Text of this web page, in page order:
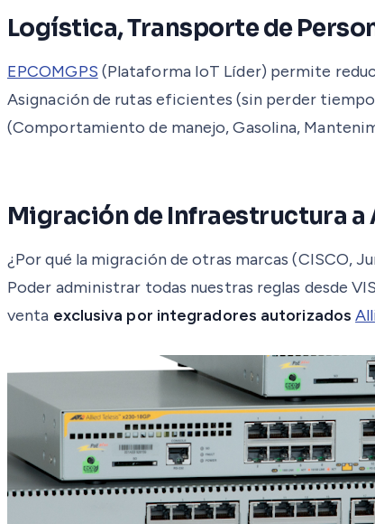
Logística, Transporte de
EPCOMGPS (Plataforma IoT Líder) permite
Asignación de rutas eficientes (sin perder
(Comportamiento de manejo, Gasolina,
Migración de Infraestructura a
¿Por qué la migración de otras marcas (CISCO,
Poder administrar todas nuestras reglas desde
venta exclusiva por integradores autorizados